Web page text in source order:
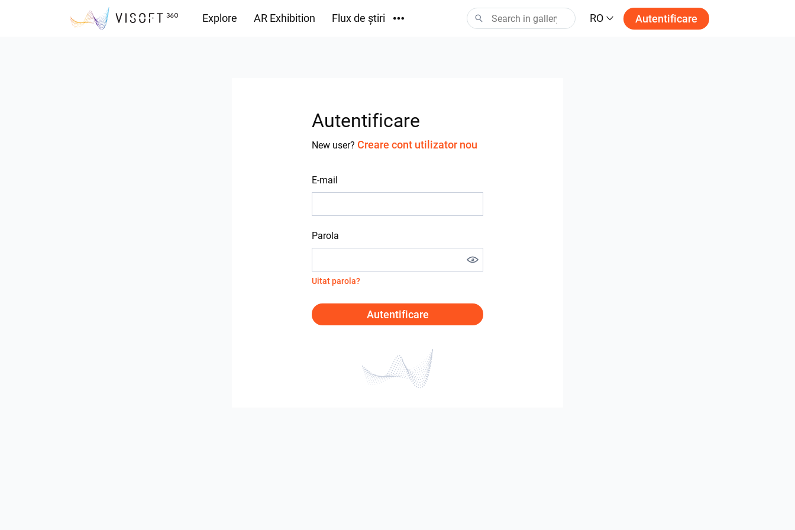
Explore AR Exhibition Flux de știri RO Autentificare
Autentificare
New user? Creare cont utilizator nou
E-mail
Parola
Uitat parola?
Autentificare